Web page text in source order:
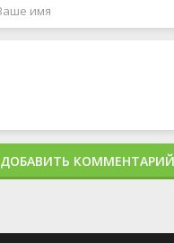
ДОБАВИТЬ КОММЕНТАРИЙ